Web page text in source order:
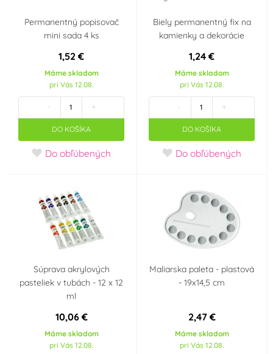
Permanentný popisovač
mini sada 4 ks
1,52 €
Máme skladom
pri Vás 12.08.
- +
DO KOŠÍKA
Do obľúbených
Biely permanentný fix na
kamienky a dekorácie
1,24 €
Máme skladom
pri Vás 12.08.
- +
DO KOŠÍKA
Do obľúbených
Súprava akrylových
pasteliek v tubách - 12 x 12
ml
10,06 €
Máme skladom
pri Vás 12.08.
Maliarska paleta - plastová
- 19x14,5 cm
2,47 €
Máme skladom
pri Vás 12.08.